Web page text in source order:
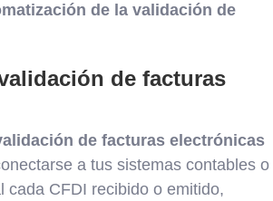
de la validación de
de facturas
de facturas electrónicas
a tus sistemas contables o
cada CFDI recibido o emitido,